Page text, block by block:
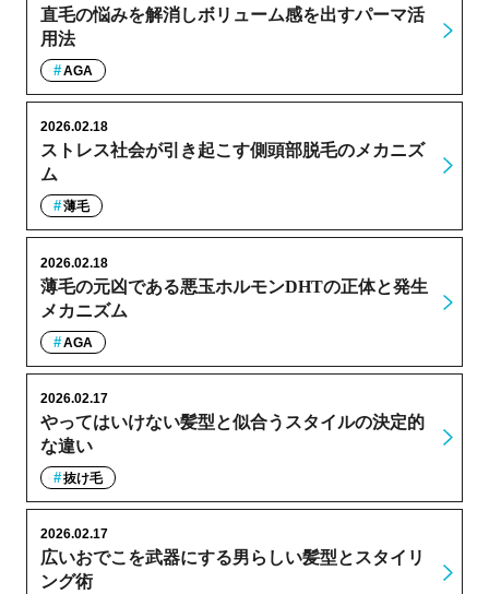
直毛の悩みを解消しボリューム感を出すパーマ活
用法
AGA
ストレス社会が引き起こす側頭部脱毛のメカニズ
ム
2026.02.18
薄毛
薄毛の元凶である悪玉ホルモンDHTの正体と発生
メカニズム
2026.02.18
AGA
やってはいけない髪型と似合うスタイルの決定的
な違い
2026.02.17
抜け毛
広いおでこを武器にする男らしい髪型とスタイリ
ング術
2026.02.17